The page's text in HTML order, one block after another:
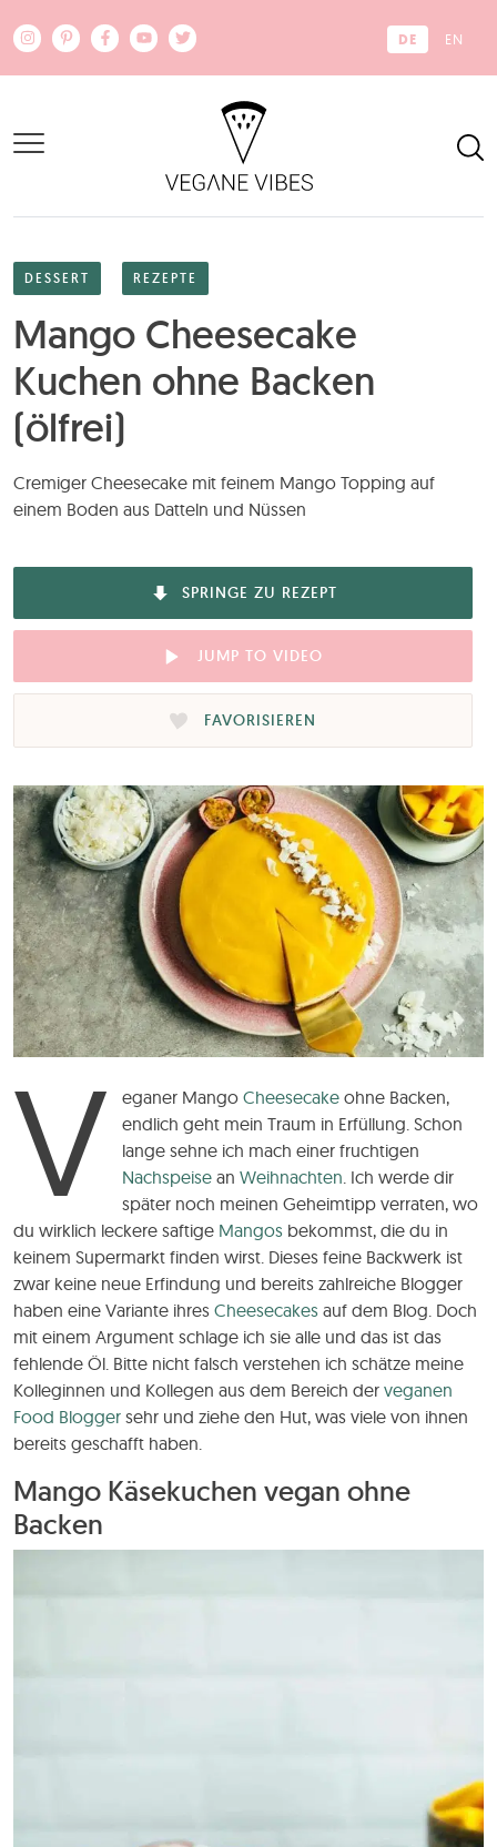
DE EN
DESSERT REZEPTE
Mango Cheesecake
Kuchen ohne Backen
(ölfrei)
Cremiger Cheesecake mit feinem Mango Topping auf
einem Boden aus Datteln und Nüssen
SPRINGE ZU REZEPT
JUMP TO VIDEO
FAVORISIEREN
V eganer MangoCheesecake ohne Backen,
endlich geht mein Traum in Erfüllung. Schon
lange sehne ich mach einer fruchtigen
Nachspeise anWeihnachten . Ich werde dir
später noch meinen Geheimtipp verraten, wo
du wirklich leckere saftige Mangos bekommst, die du in
keinem Supermarkt finden wirst. Dieses feine Backwerk ist
zwar keine neue Erfindung und bereits zahlreiche Blogger
haben eine Variante ihres Cheesecakes auf dem Blog. Doch
mit einem Argument schlage ich sie alle und das ist das
fehlende Öl. Bitte nicht falsch verstehen ich schätze meine
Kolleginnen und Kollegen aus dem Bereich der veganen
Food Blogger sehr und ziehe den Hut, was viele von ihnen
bereits geschafft haben.
Mango Käsekuchen vegan ohne
Backen